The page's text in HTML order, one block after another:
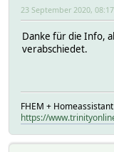
23 September 2020,
Danke für die Info,
verabschiedet.
FHEM +
https://